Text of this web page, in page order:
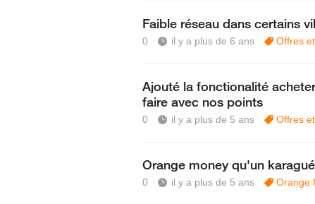
Faible réseau dans certains
0 il y a plus de 6 ans Offres
Ajouté la fonctionalité
faire avec nos points
0 il y a plus de 5 ans Offres
Orange money qu'un
0 il y a plus de 5 ans Orange